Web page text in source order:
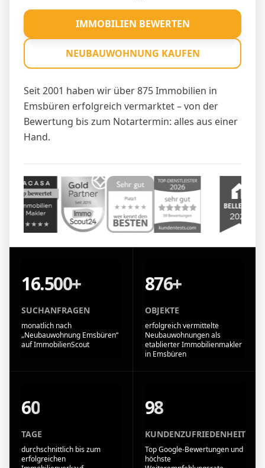
Seit 2001 haben wir über 875 Immobilien in
Emsbüren erfolgreich vermarktet – von der
Bewertung bis zum Notartermin: alles aus einer
Hand.
IMMOBILIEN BEWERTEN
NEUBAUWOHNUNG KAUFEN
16.500+
SUCHANFRAGEN
monatlich nach
„Neubauwohnung Emsbüren“
auf ImmobilienScout
876+
OBJEKTE
erfolgreich vermittelte
Neubauwohnungen als
etablierter Immobilienmakler
in Emsbüren
60
TAGE
durchschnittlich bis zum
erfolgreichen
98
KUNDENZUFRIEDENHEIT
Top Google-Bewertungen und
höchste